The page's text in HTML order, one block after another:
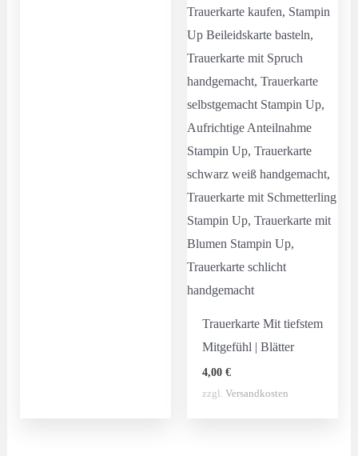
Trauerkarte Mit tiefstem
Mitgefühl | Blätter
4,00€
zzgl.Versandkosten